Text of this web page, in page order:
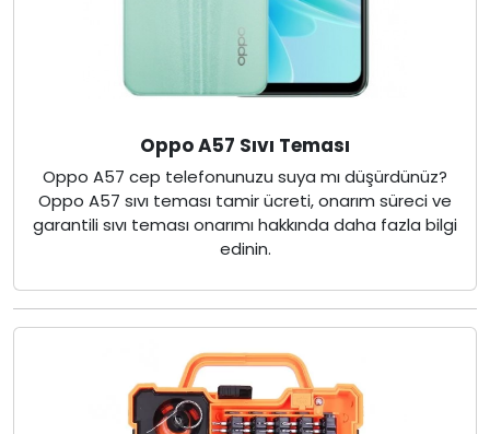
Oppo A57 Sıvı Teması
Oppo A57 cep telefonunuzu suya mı düşürdünüz?
Oppo A57 sıvı teması tamir ücreti, onarım süreci ve
garantili sıvı teması onarımı hakkında daha fazla bilgi
edinin.